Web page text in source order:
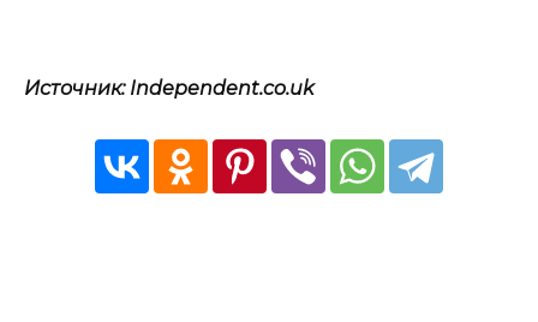
Источник: Independent.co.uk